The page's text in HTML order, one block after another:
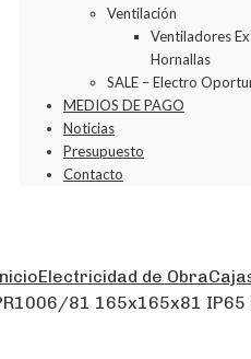
Ventilación
Ventiladores
Hornallas
SALE – Electro
MEDIOS DE PAGO
Noticias
Presupuesto
Contacto
Electricidad de Obra
81 165x165x81 IP65